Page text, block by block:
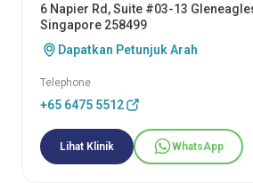
6 Napier Rd, Suite #03-13
Singapore 258499
Dapatkan Petunjuk Arah
Telephone
+65 6475 5512
Lihat Klinik WhatsApp